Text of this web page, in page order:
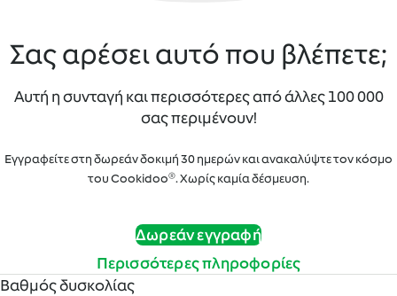
Σας αρέσει αυτό που βλέπετε;
Αυτή η συνταγή και περισσότερες από άλλες 100 000
σας περιμένουν!
Εγγραφείτε στη δωρεάν δοκιμή 30 ημερών και ανακαλύψτε τον κόσμο
του Cookidoo®. Χωρίς καμία δέσμευση.
Δωρεάν εγγραφή
Περισσότερες πληροφορίες
Βαθμός δυσκολίας